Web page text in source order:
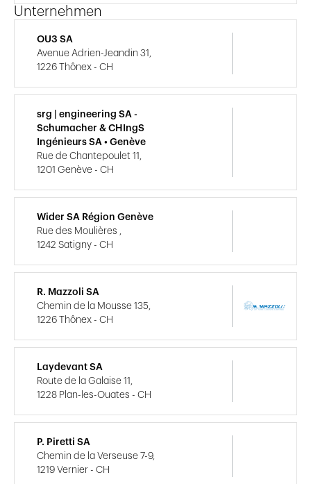
Unternehmen
OU3 SA
Avenue Adrien-Jeandin 31,
1226 Thônex - CH
srg | engineering SA -
Schumacher & CHIngS
Ingénieurs SA • Genève
Rue de Chantepoulet 11,
1201 Genève - CH
Wider SA Région Genève
Rue des Moulières ,
1242 Satigny - CH
R. Mazzoli SA
Chemin de la Mousse 135,
1226 Thônex - CH
Laydevant SA
Route de la Galaise 11,
1228 Plan-les-Ouates - CH
P. Piretti SA
Chemin de la Verseuse 7-9,
1219 Vernier - CH